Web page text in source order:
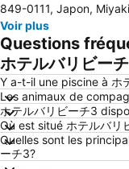
849-0111, Japon,
Voir plus
Questions
ホテルバリビー
Y a-t-il une piscine à ホ
Les animaux de
ホテルバリビーチ3
Où est situé ホテルバリ
Quelles sont les
ーチ3?